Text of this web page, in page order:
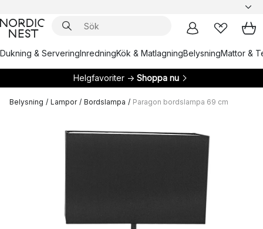
Dukning & ServeringInredningKök & MatlagningBelysningMattor &
Helgfavoriter → Shoppa nu
Belysning / Lampor / Bordslampa / Paragon bordslampa 69 cm